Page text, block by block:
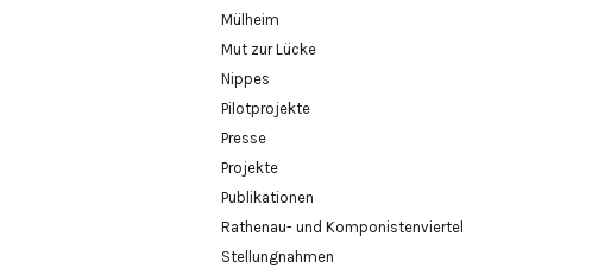
Mülheim
Mut zur Lücke
Nippes
Pilotprojekte
Presse
Projekte
Publikationen
Rathenau- und Komponistenviertel
Stellungnahmen